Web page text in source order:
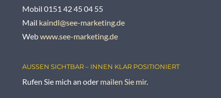
Mobil 0151 42 45 04 55
Mail kaindl@see-marketing.de
Webwww.see-marketing.de
AUSSEN SICHTBAR – INNEN KLAR POSITIONIERT
Rufen Sie mich an oder mailen Sie mir.